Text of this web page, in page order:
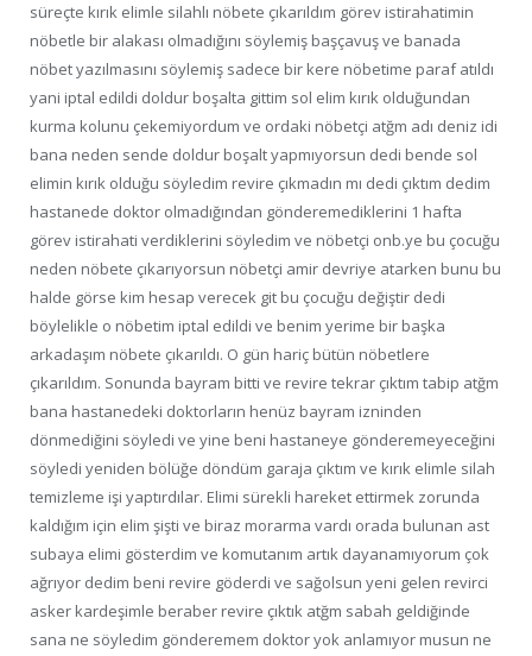
süreçte kırık elimle silahlı nöbete çıkarıldım görev istirahatimin
nöbetle bir alakası olmadığını söylemiş başçavuş ve banada
nöbet yazılmasını söylemiş sadece bir kere nöbetime paraf atıldı
yani iptal edildi doldur boşalta gittim sol elim kırık olduğundan
kurma kolunu çekemiyordum ve ordaki nöbetçi atğm adı deniz idi
bana neden sende doldur boşalt yapmıyorsun dedi bende sol
elimin kırık olduğu söyledim revire çıkmadın mı dedi çıktım dedim
hastanede doktor olmadığından gönderemediklerini 1 hafta
görev istirahati verdiklerini söyledim ve nöbetçi onb.ye bu çocuğu
neden nöbete çıkarıyorsun nöbetçi amir devriye atarken bunu bu
halde görse kim hesap verecek git bu çocuğu değiştir dedi
böylelikle o nöbetim iptal edildi ve benim yerime bir başka
arkadaşım nöbete çıkarıldı. O gün hariç bütün nöbetlere
çıkarıldım. Sonunda bayram bitti ve revire tekrar çıktım tabip atğm
bana hastanedeki doktorların henüz bayram izninden
dönmediğini söyledi ve yine beni hastaneye gönderemeyeceğini
söyledi yeniden bölüğe döndüm garaja çıktım ve kırık elimle silah
temizleme işi yaptırdılar. Elimi sürekli hareket ettirmek zorunda
kaldığım için elim şişti ve biraz morarma vardı orada bulunan ast
subaya elimi gösterdim ve komutanım artık dayanamıyorum çok
ağrıyor dedim beni revire göderdi ve sağolsun yeni gelen revirci
asker kardeşimle beraber revire çıktık atğm sabah geldiğinde
sana ne söyledim gönderemem doktor yok anlamıyor musun ne